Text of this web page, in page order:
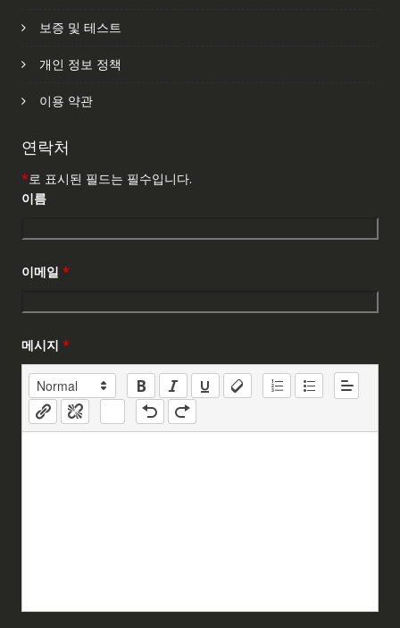
보증 및 테스트
개인 정보 정책
이용 약관
연락처
*로 표시된 필드는 필수입니다.
이름
이메일 *
메시지 *